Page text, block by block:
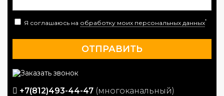
Я соглашаюсь на обработку моих персональных данных*
+7(812)493-44-47 (многоканальный)